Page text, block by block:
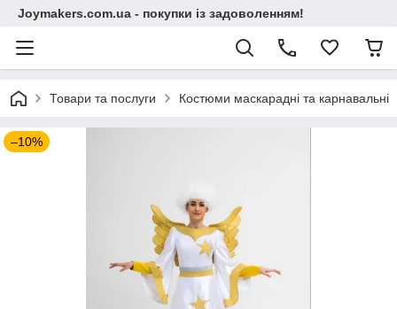
Joymakers.com.ua - покупки із задоволенням!
Товари та послуги Костюми маскарадні та карнавальні
–10%